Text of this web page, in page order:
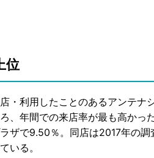
位
・利用したことのあるアンテナ
、年間での来店率が最も高かっ
ザで9.50％。同店は2017年の調
いる。